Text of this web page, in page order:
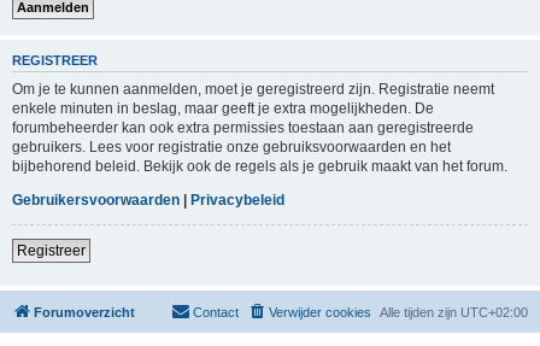
REGISTREER
Om je te kunnen aanmelden, moet je geregistreerd zijn. Registratie neemt
enkele minuten in beslag, maar geeft je extra mogelijkheden. De
forumbeheerder kan ook extra permissies toestaan aan geregistreerde
gebruikers. Lees voor registratie onze gebruiksvoorwaarden en het
bijbehorend beleid. Bekijk ook de regels als je gebruik maakt van het forum.
Gebruikersvoorwaarden | Privacybeleid
Registreer
Forumoverzicht Alle tijden zijn UTC+02:00
Verwijder cookies
Contact